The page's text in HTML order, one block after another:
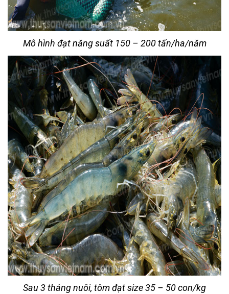
Mô hình đạt năng suất 150 – 200 tấn/ha/năm
Sau 3 tháng nuôi, tôm đạt size 35 – 50 con/kg